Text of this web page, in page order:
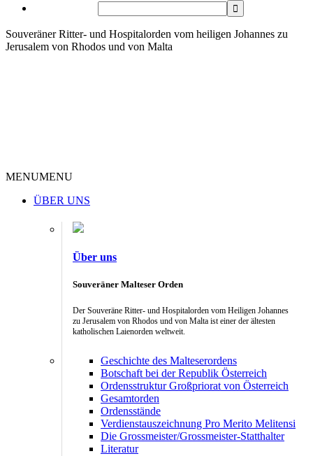
Souveräner Ritter- und Hospitalorden vom heiligen Johannes zu
Jerusalem von Rhodos und von Malta
MENUMENU
ÜBER UNS
Über uns
Souveräner Malteser Orden
Der Souveräne Ritter- und Hospitalorden vom Heiligen Johannes
zu Jerusalem von Rhodos und von Malta ist einer der ältesten
katholischen Laienorden weltweit.
Geschichte des Malteserordens
Botschaft bei der Republik Österreich
Ordensstruktur Großpriorat von Österreich
Gesamtorden
Ordensstände
Verdienstauszeichnung Pro Merito Melitensi
Die Grossmeister/Grossmeister-Statthalter
Literatur